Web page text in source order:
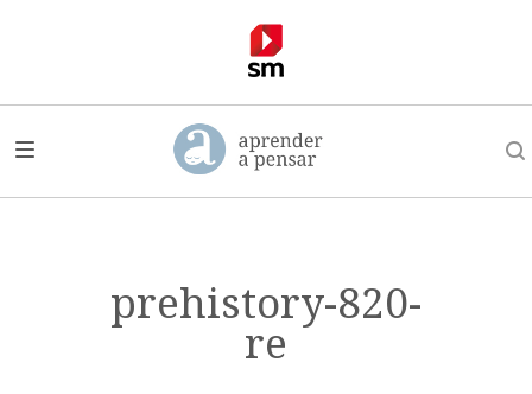
prehistory-820-
re